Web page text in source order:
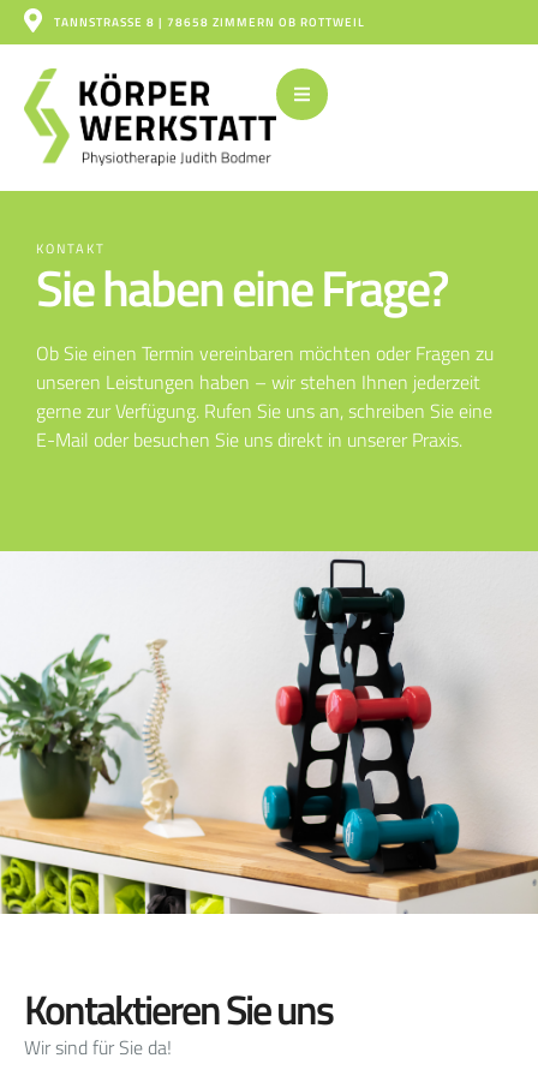
TANNSTRASSE 8 | 78658 ZIMMERN OB ROTTWEIL
KONTAKT
Sie haben eine Frage?
Ob Sie einen Termin vereinbaren möchten oder Fragen zu
unseren Leistungen haben – wir stehen Ihnen jederzeit
gerne zur Verfügung. Rufen Sie uns an, schreiben Sie eine
E-Mail oder besuchen Sie uns direkt in unserer Praxis.
Kontaktieren Sie uns
Wir sind für Sie da!